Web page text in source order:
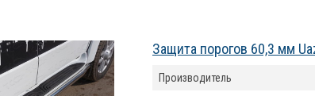
Защита порогов 60,3 мм
Производитель